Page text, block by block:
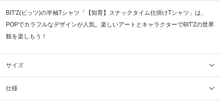
BIT'Z(ビッツ)の半袖Tシャツ「【知育】スナックタイム仕掛けTシャツ」は、
POPでカラフルなデザインが人気。楽しいアートとキャラクターでBIT'Zの世界
観を楽しもう！
サイズ
仕様